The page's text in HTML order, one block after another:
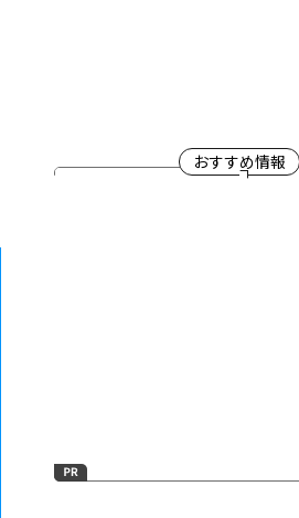
おすすめ情報